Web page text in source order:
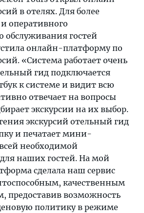
в отелях. Для более
оперативного
обслуживания гостей
онлайн-платформу по
«Система работает очень
гид подключается
к системе и видит всю
отвечает на вопросы
экскурсии на их выбор.
экскурсий отельный гид
и печатает мини-
необходимой
наших гостей. На мой
сделала наш сервис
качественным
предоставив возможность
политику в режиме